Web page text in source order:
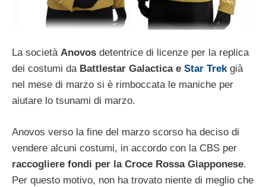
La società Anovos detentrice di licenze per la replica
dei costumi da Battlestar Galactica e Star Trekgià
nel mese di marzo si è rimboccata le maniche per
aiutare lo tsunami di marzo.
Anovos verso la fine del marzo scorso ha deciso di
vendere alcuni costumi, in accordo con la CBS per
raccogliere fondi per la Croce Rossa Giapponese.
Per questo motivo, non ha trovato niente di meglio che